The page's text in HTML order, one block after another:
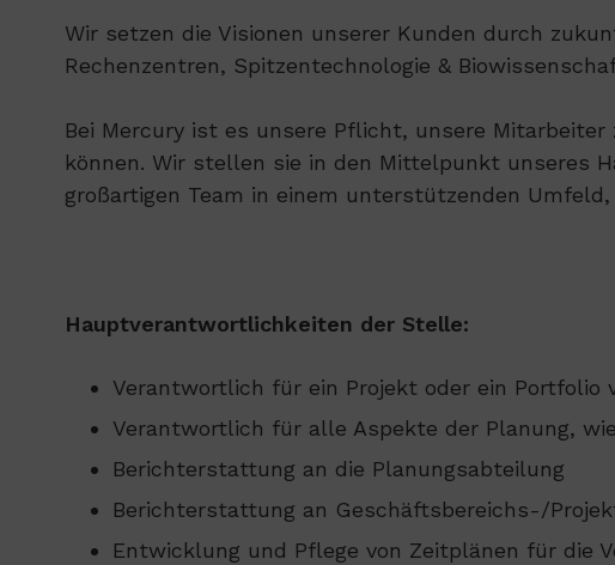
Wir setzen die Visionen unserer Kunden durch
Rechenzentren, Spitzentechnologie &
Bei Mercury ist es unsere Pflicht, unsere
können. Wir stellen sie in den Mittelpunkt unseres
großartigen Team in einem unterstützenden
Hauptverantwortlichkeiten der Stelle:
Verantwortlich für ein Projekt oder ein Portfolio
Verantwortlich für alle Aspekte der Planung,
Berichterstattung an die Planungsabteilung
Berichterstattung an Geschäftsbereichs-/
Entwicklung und Pflege von Zeitplänen für die